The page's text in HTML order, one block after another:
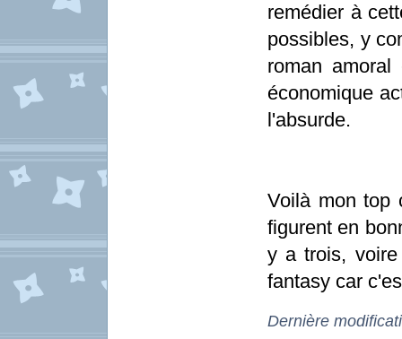
remédier à
possibles, y
roman
économique
l'absurde.
Voilà mon top
figurent en
y a trois,
fantasy car
Dernière